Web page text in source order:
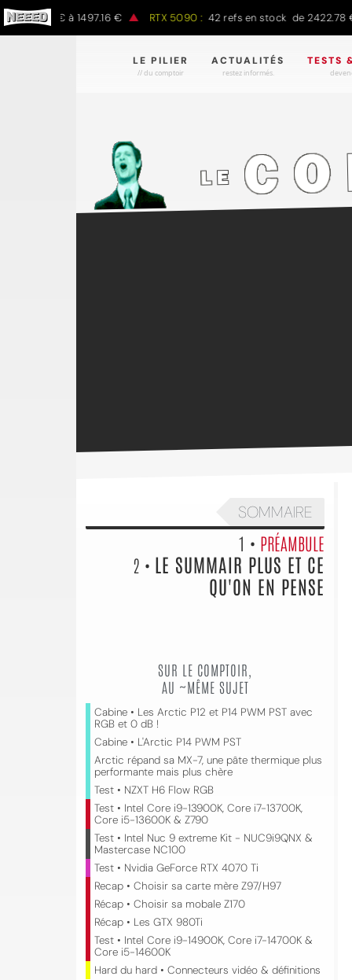
€ à 1497.16 € RTX 5090 : 42 refs en stock de 2422.78 € à
LE PILIER
// du comptoir
ACTUALITÉS
restez informés.
TESTS
SOMMAIRE
1 • PRÉAMBULE
2 • LE SUMMAIR PLUS ET CE
QU'ON EN PENSE
SUR LE COMPTOIR,
AU ~MÊME SUJET
Cabine • Les Arctic P12 et P14 PWM PST avec
RGB et 0 dB !
Cabine • L'Arctic P14 PWM PST
Arctic répand sa MX-7, une pâte thermique plus
performante mais plus chère
Test • NZXT H6 Flow RGB
Test • Intel Core i9-13900K, Core i7-13700K,
Core i5-13600K & Z790
Test • Intel Nuc 9 extreme Kit - NUC9i9QNX &
Mastercase NC100
Test • Nvidia GeForce RTX 4070 Ti
Recap • Choisir sa carte mère Z97/H97
Récap • Choisir sa mobale Z170
Récap • Les GTX 980Ti
Test • Intel Core i9-14900K, Core i7-14700K &
Core i5-14600K
Hard du hard • Connecteurs vidéo & définitions